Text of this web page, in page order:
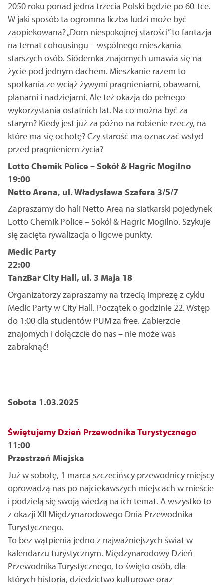
2050 roku ponad jedna trzecia Polski będzie po 60-tce.
W jaki sposób ta ogromna liczba ludzi może być
zaopiekowana? „Dom niespokojnej starości” to fantazja
na temat cohousingu – wspólnego mieszkania
starszych osób. Siódemka znajomych umawia się na
życie pod jednym dachem. Mieszkanie razem to
spotkania ze wciąż żywymi pragnieniami, obawami,
planami i nadziejami. Ale też okazja do pełnego
wykorzystania ostatnich lat. Na co można być za
starym? Kiedy jest już za późno na robienie rzeczy, na
które ma się ochotę? Czy starość ma oznaczać wstyd
przed pragnieniem życia?
Lotto Chemik Police – Sokół & Hagric Mogilno
19:00
Netto Arena, ul. Władysława Szafera 3/5/7
Zapraszamy do hali Netto Area na siatkarski pojedynek
Lotto Chemik Police – Sokół & Hagric Mogilno. Szykuje
się zacięta rywalizacja o ligowe punkty.
Medic Party
22:00
TanzBar City Hall, ul. 3 Maja 18
Organizatorzy zapraszamy na trzecią imprezę z cyklu
Medic Party w City Hall. Początek o godzinie 22. Wstęp
do 1:00 dla studentów PUM za free. Zabierzcie
znajomych i dołączcie do nas – nie może was
zabraknąć!
Sobota 1.03.2025
Świętujemy Dzień Przewodnika Turystycznego
11:00
Przestrzeń Miejska
Już w sobotę, 1 marca szczecińscy przewodnicy miejscy
oprowadzą nas po najciekawszych miejscach w mieście
i podzielą się swoją wiedzą na ich temat. A wszystko to
z okazji XII Międzynarodowego Dnia Przewodnika
Turystycznego.
To bez wątpienia jedno z najważniejszych świat w
kalendarzu turystycznym. Międzynarodowy Dzień
Przewodnika Turystycznego, to święto osób, dla
których historia, dziedzictwo kulturowe oraz